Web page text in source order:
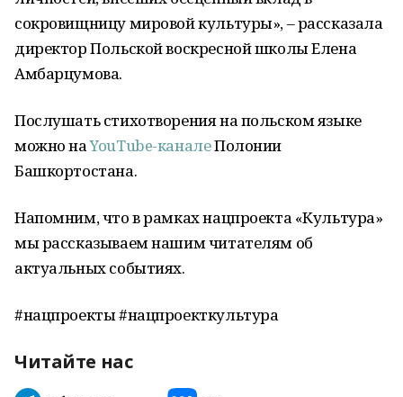
сокровищницу мировой культуры», – рассказала
директор Польской воскресной школы Елена
Амбарцумова.
Послушать стихотворения на польском языке
можно наYouTube-каналеПолонии
Башкортостана.
Напомним, что в рамках нацпроекта «Культура»
мы рассказываем нашим читателям об
актуальных событиях.
#нацпроекты #нацпроекткультура
Читайте нас